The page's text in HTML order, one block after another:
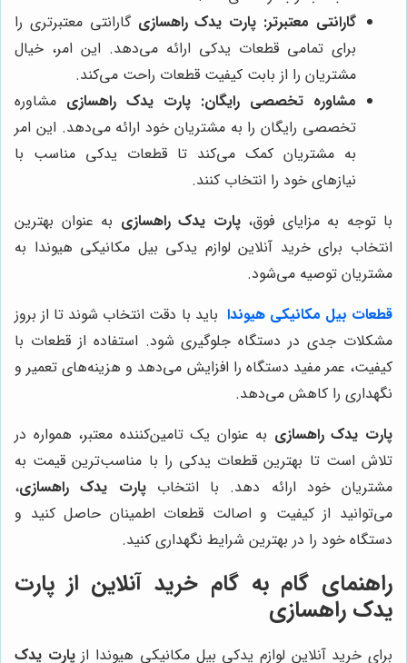
گارانتی معتبرتر: پارت یدک راهسازی گارانتی معتبرتری را
برای تمامی قطعات یدکی ارائه می‌دهد. این امر، خیال
مشتریان را از بابت کیفیت قطعات راحت می‌کند.
مشاوره تخصصی رایگان: پارت یدک راهسازی مشاوره
تخصصی رایگان را به مشتریان خود ارائه می‌دهد. این امر
به مشتریان کمک می‌کند تا قطعات یدکی مناسب با
نیازهای خود را انتخاب کنند.
با توجه به مزایای فوق،پارت یدک راهسازی به عنوان بهترین
انتخاب برای خرید آنلاین لوازم یدکی بیل مکانیکی هیوندا به
مشتریان توصیه می‌شود.
قطعات بیل مکانیکی هیوندا باید با دقت انتخاب شوند تا از بروز
مشکلات جدی در دستگاه جلوگیری شود. استفاده از قطعات با
کیفیت، عمر مفید دستگاه را افزایش می‌دهد و هزینه‌های تعمیر و
نگهداری را کاهش می‌دهد.
پارت یدک راهسازی به عنوان یک تامین‌کننده معتبر، همواره در
تلاش است تا بهترین قطعات یدکی را با مناسب‌ترین قیمت به
مشتریان خود ارائه دهد. با انتخابپارت یدک راهسازی،
می‌توانید از کیفیت و اصالت قطعات اطمینان حاصل کنید و
دستگاه خود را در بهترین شرایط نگهداری کنید.
راهنمای گام به گام خرید آنلاین از پارت
یدک راهسازی
برای خرید آنلاین لوازم یدکی بیل مکانیکی هیوندا ازپارت یدک